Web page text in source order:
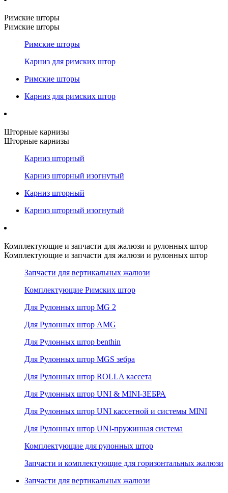
Римские шторы
Римские шторы
Римские шторы
Карниз для римских штор
Римские шторы
Карниз для римских штор
Шторные карнизы
Шторные карнизы
Карниз шторный
Карниз шторный изогнутый
Карниз шторный
Карниз шторный изогнутый
Комплектующие и запчасти для жалюзи и рулонных штор
Комплектующие и запчасти для жалюзи и рулонных штор
Запчасти для вертикальных жалюзи
Комплектующие Римских штор
Для Рулонных штор MG 2
Для Рулонных штор AMG
Для Рулонных штор benthin
Для Рулонных штор MGS зебра
Для Рулонных штор ROLLA кассета
Для Рулонных штор UNI & MINI-ЗЕБРА
Для Рулонных штор UNI кассетной и системы MINI
Для Рулонных штор UNI-пружинная система
Комплектующие для рулонных штор
Запчасти и комплектующие для горизонтальных жалюзи
Запчасти для вертикальных жалюзи